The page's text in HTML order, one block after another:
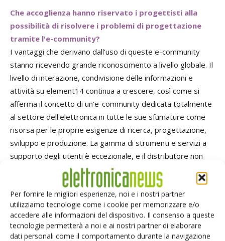
Per fornire le migliori esperienze, noi e i nostri partner
utilizziamo tecnologie come i cookie per memorizzare e/o
accedere alle informazioni del dispositivo. Il consenso a queste
tecnologie permetterà a noi e ai nostri partner di elaborare
dati personali come il comportamento durante la navigazione
Che accoglienza hanno riservato i progettisti alla
possibilità di risolvere i problemi di progettazione
tramite l'e-community?
I vantaggi che derivano dall'uso di queste e-community
stanno ricevendo grande riconoscimento a livello globale. Il
livello di interazione, condivisione delle informazioni e
attività su element14 continua a crescere, così come si
afferma il concetto di un'e-community dedicata totalmente
al settore dell'elettronica in tutte le sue sfumature come
risorsa per le proprie esigenze di ricerca, progettazione,
sviluppo e produzione. La gamma di strumenti e servizi a
supporto degli utenti è eccezionale, e il distributore non
riveste più il ruolo tradizionale, bensì acquisisce
l'importanza e lo status associati a grosse aziende di
distribuzione. Grazie alla crescente specializzazione nel
campo della progettazione, il personale non può sempre
fornire l'aiuto o il supporto necessari, pertanto i progettisti
elettronici devono spesso rivolgersi a community di